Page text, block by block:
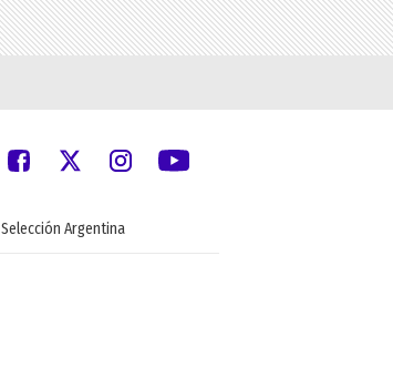
Selección Argentina